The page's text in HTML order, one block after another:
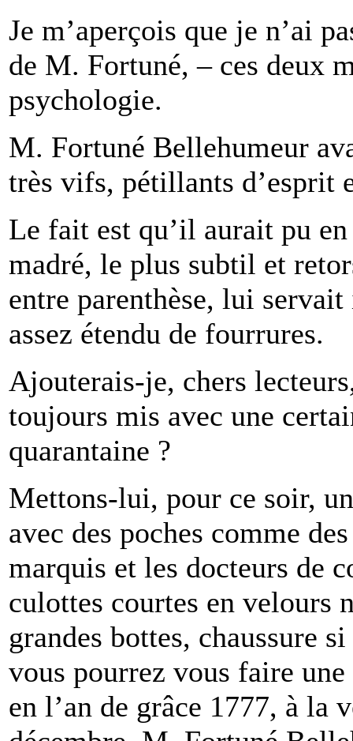
Je m’aperçois que je n’ai
de M. Fortuné, – ces deux
psychologie.
M. Fortuné Bellehumeur
très vifs, pétillants d’esprit
Le fait est qu’il aurait pu
madré, le plus subtil et
entre parenthèse, lui
assez étendu de fourrures.
Ajouterais-je, chers
toujours mis avec une
quarantaine ?
Mettons-lui, pour ce soir,
avec des poches comme
marquis et les docteurs de
culottes courtes en velours
grandes bottes, chaussure
vous pourrez vous faire une
en l’an de grâce 1777, à la